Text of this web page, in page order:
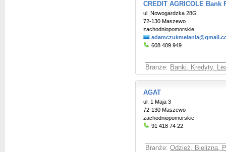
CREDIT AGRICOLE
ul. Nowogardzka 28G
72-130 Maszewo
zachodniopomorskie
608 409 949
Branże: Banki, Kredyty,
AGAT
ul. 1 Maja 3
72-130 Maszewo
zachodniopomorskie
91 418 74 22
Branże: Odzież, Bielizna,